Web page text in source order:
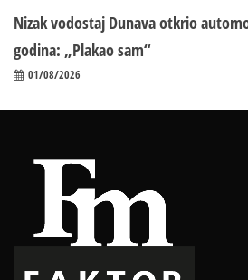
Nizak vodostaj Dunava otkrio
godina: „Plakao sam“
01/08/2026